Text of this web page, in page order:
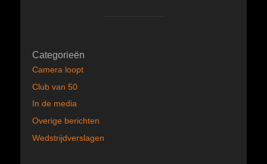
Categorieën
Camera loopt
Club van 50
In de media
Overige berichten
Wedstrijdverslagen